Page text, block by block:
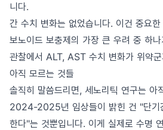
니다.
간 수치 변화는 없었습니다. 이건 중요
보노이드 보충제의 가장 큰 우려 중 하
관찰에서 ALT, AST 수치 변화가 위약
아직 모르는 것들
솔직히 말씀드리면, 세노리틱 연구는 아
2024-2025년 임상들이 밝힌 건 "단기
한다"는 것뿐입니다. 이게 실제로 수명